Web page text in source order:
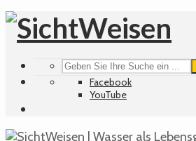
Facebook
YouTube